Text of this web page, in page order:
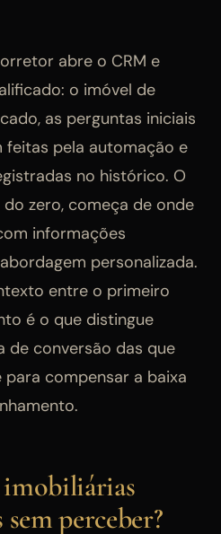
abre o CRM e
o imóvel de
as perguntas iniciais
pela automação e
no histórico. O
zero, começa de onde
informações
personalizada.
entre o primeiro
é o que distingue
de conversão das que
compensar a baixa
imobiliárias
perceber?